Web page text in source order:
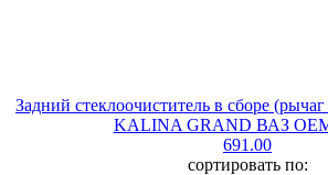
Задний стеклоочиститель в сборе
KALINA GRAND ВАЗ
691.00
сортировать по: